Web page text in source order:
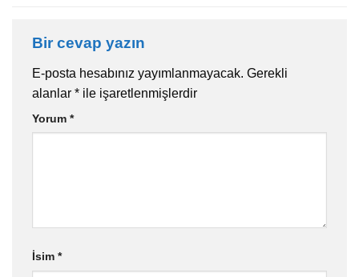
Bir cevap yazın
E-posta hesabınız yayımlanmayacak. Gerekli
alanlar * ile işaretlenmişlerdir
Yorum *
İsim *